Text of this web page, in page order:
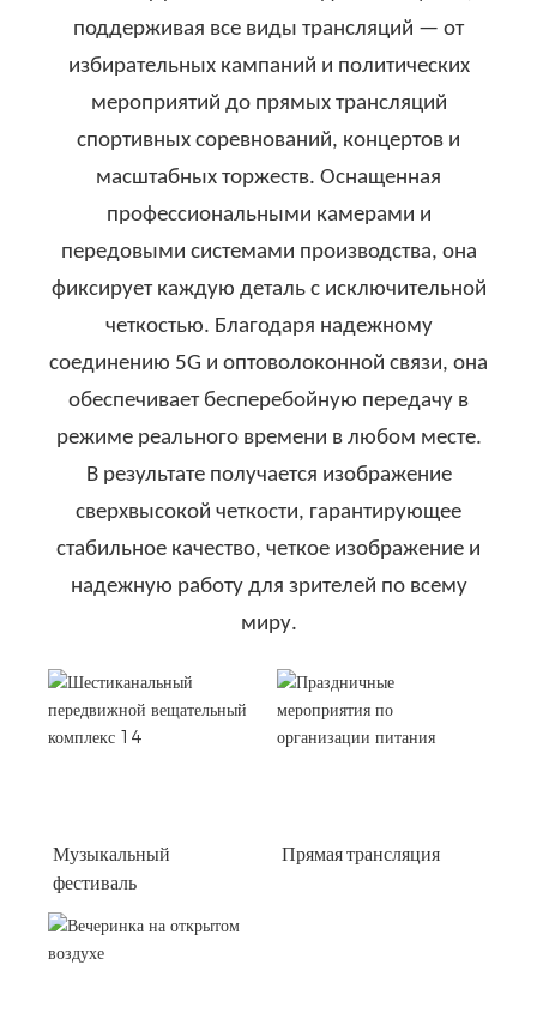
поддерживая все виды трансляций — от
избирательных кампаний и политических
мероприятий до прямых трансляций
спортивных соревнований, концертов и
масштабных торжеств. Оснащенная
профессиональными камерами и
передовыми системами производства, она
фиксирует каждую деталь с исключительной
четкостью. Благодаря надежному
соединению 5G и оптоволоконной связи, она
обеспечивает бесперебойную передачу в
режиме реального времени в любом месте.
В результате получается изображение
сверхвысокой четкости, гарантирующее
стабильное качество, четкое изображение и
надежную работу для зрителей по всему
миру.
Музыкальный
фестиваль
Прямая трансляция